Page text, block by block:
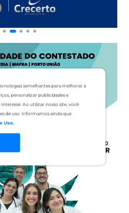
semelhantes para melhorar a
personalizar publicidades e
Ao utilizar nosso site, você
de uso. Informamos ainda que
Uso.